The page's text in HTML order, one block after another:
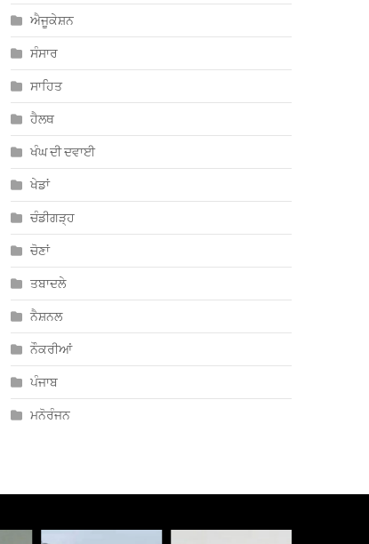
ਐਜੂਕੇਸ਼ਨ
ਸੰਸਾਰ
ਸਾਹਿਤ
ਹੈਲਥ
ਖੰਘ ਦੀ ਦਵਾਈ
ਖੇਡਾਂ
ਚੰਡੀਗੜ੍ਹ
ਚੋਣਾਂ
ਤਬਾਦਲੇ
ਨੈਸ਼ਨਲ
ਨੌਕਰੀਆਂ
ਪੰਜਾਬ
ਮਨੋਰੰਜਨ